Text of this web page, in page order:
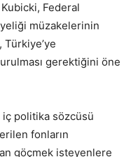
Kubicki, Federal
müzakelerinin
Türkiye’ye
gerektiğini öne
iç politika sözcüsü
fonların
göçmek isteyenlere